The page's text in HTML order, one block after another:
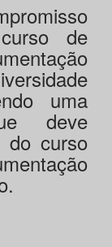
de
uma
deve
do curso